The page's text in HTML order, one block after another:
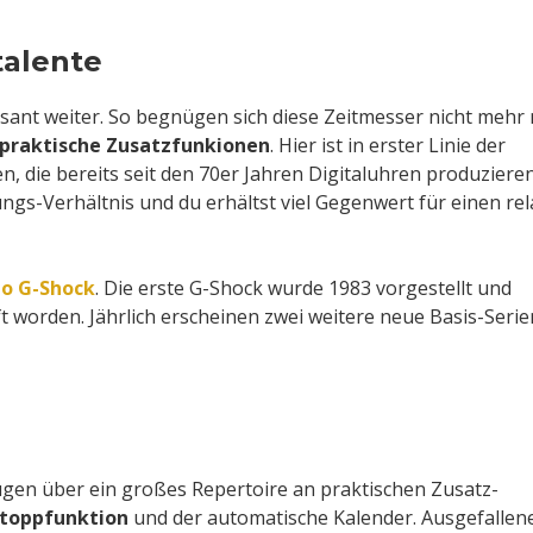
weiter. So begnügen sich diese Zeitmesser nicht mehr
praktische Zusatzfunkionen. Hier ist in erster Linie der
die bereits seit den 70er Jahren Digitaluhren
Verhältnis und du erhältst viel Gegenwert für einen
G-Shock. Die erste G-Shock wurde 1983 vorgestellt und
Jährlich erscheinen zwei weitere neue Basis-
über ein großes Repertoire an praktischen Zusatz-
und der automatische Kalender.